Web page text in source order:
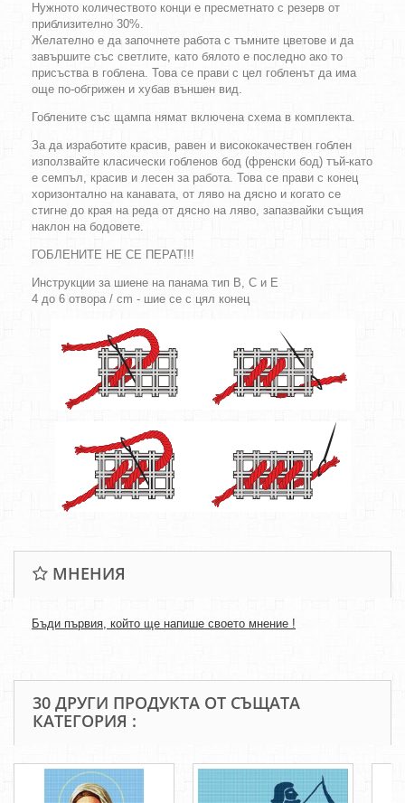
Нужното количеството конци е пресметнато с резерв от
приблизително 30%.
Желателно е да започнете работа с тъмните цветове и да
завършите със светлите, като бялото е последно ако то
присъства в гоблена. Това се прави с цел гобленът да има
още по-обгрижен и хубав външен вид.
Гоблените със щампа нямат включена схема в комплекта.
За да изработите красив, равен и висококачествен гоблен
използвайте класически гобленов бод (френски бод) тъй-като
е семпъл, красив и лесен за работа. Това се прави с конец
хоризонтално на канавата, от ляво на дясно и когато се
стигне до края на реда от дясно на ляво, запазвайки същия
наклон на бодовете.
ГОБЛЕНИТЕ НЕ СЕ ПЕРАТ!!!
Инструкции за шиене на панама тип B, C и E
4 до 6 отвора / cm - шие се с цял конец
МНЕНИЯ
Бъди първия, който ще напише своето мнение !
30 ДРУГИ ПРОДУКТА ОТ СЪЩАТА
КАТЕГОРИЯ :